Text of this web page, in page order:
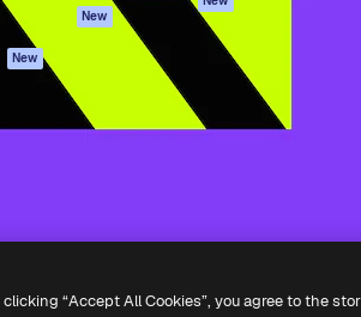
New
New
Política de cookies
Central de
confiabilidade
Afiliados
reservados.
clicking “Accept All Cookies”, you agree to the